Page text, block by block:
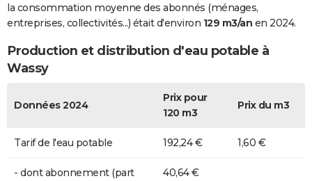
la consommation moyenne des abonnés (ménages,
entreprises, collectivités...) était d'environ 129 m3/an en 2024.
Production et distribution d'eau potable à
Wassy
Données 2024
Prix pour
120 m3
Prix du m3
Tarif de l'eau potable 192,24 € 1,60 €
- dont abonnement (part
40,64 €